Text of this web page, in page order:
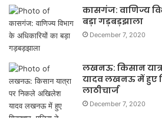
कासगंज: वाणिज्य
बड़ा गड़बड़झाला
December 7, 2020
लखनऊ: किसान
यादव लखनऊ में हुए
लाठीचार्ज
December 7, 2020